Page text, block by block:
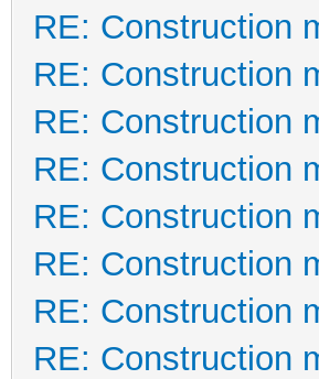
RE: Construction
RE: Construction
RE: Construction
RE: Construction
RE: Construction
RE: Construction
RE: Construction
RE: Construction